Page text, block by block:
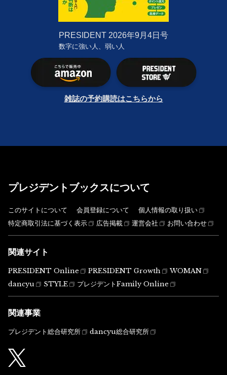
PRESIDENT 2026年9月4日号
数字に強い人、弱い人
雑誌の予約購読はこちらから
プレジデントブックスについて
このサイトについて 会員登録について
個人情報の取り扱い
特定商取引法に基づく表示
広告掲載 運営会社 お問い合わせ
関連サイト
PRESIDENT Online PRESIDENT Growth
WOMAN
dancyu
STYLE プレジデントFamily Online
関連事業
プレジデント総合研究所 dancyu総合研究所